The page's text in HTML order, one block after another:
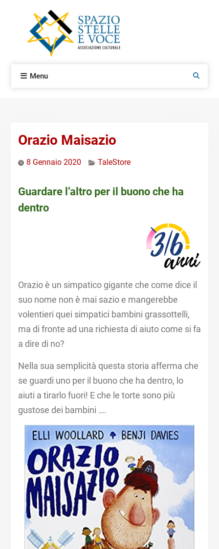
Menu Search
Orazio Maisazio
8 Gennaio 2020 TaleStore
Guardare l’altro per il buono che ha
dentro
Orazio è un simpatico gigante che come dice il
suo nome non è mai sazio e mangerebbe
volentieri quei simpatici bambini grassottelli,
ma di fronte ad una richiesta di aiuto come si fa
a dire di no?
Nella sua semplicità questa storia afferma che
se guardi uno per il buono che ha dentro, lo
aiuti a tirarlo fuori! E che le torte sono più
gustose dei bambini ….